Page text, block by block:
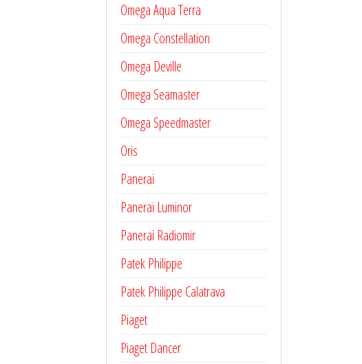
Omega Aqua Terra
Omega Constellation
Omega Deville
Omega Seamaster
Omega Speedmaster
Oris
Panerai
Panerai Luminor
Panerai Radiomir
Patek Philippe
Patek Philippe Calatrava
Piaget
Piaget Dancer